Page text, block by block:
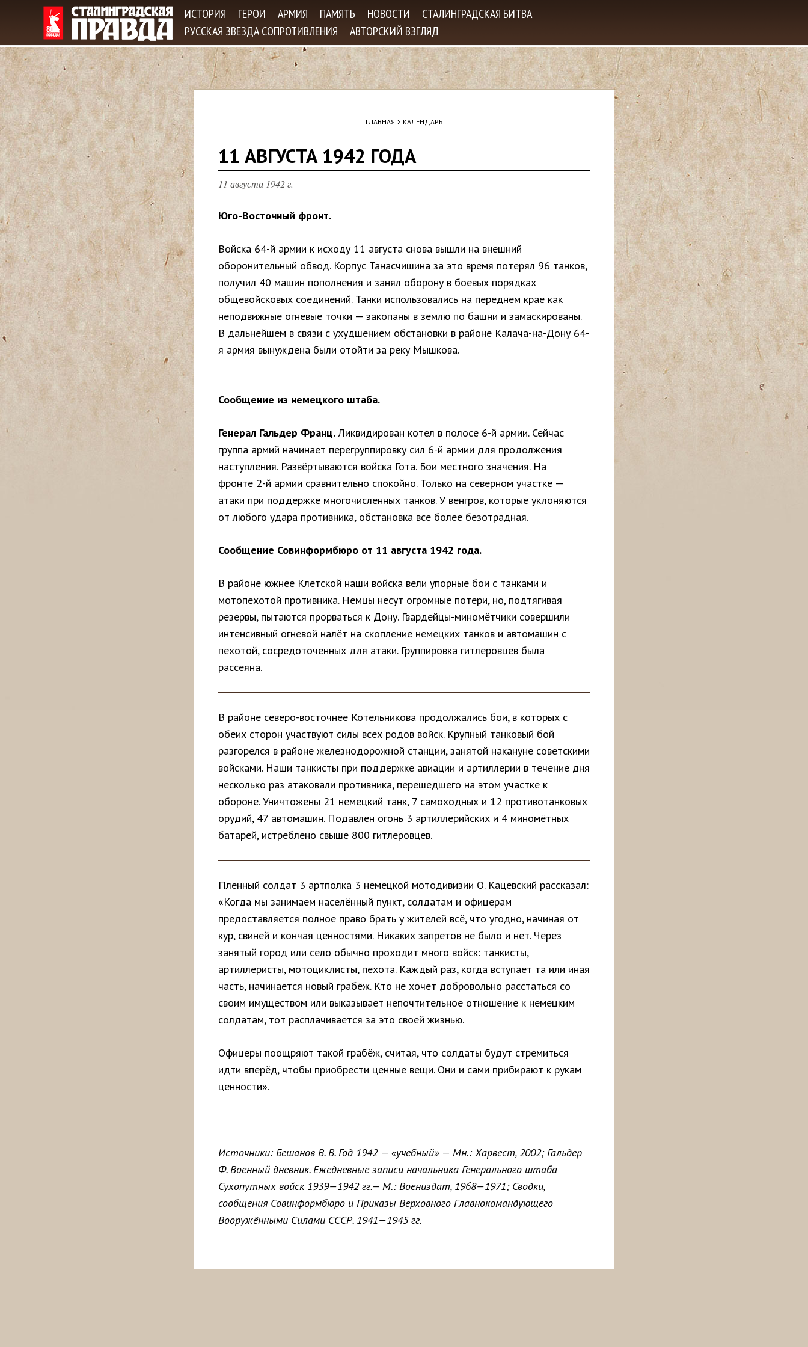
Jump to navigation
ИСТОРИЯ ГЕРОИ АРМИЯ ПАМЯТЬ НОВОСТИ
СТАЛИНГРАДСКАЯ БИТВА
РУССКАЯ ЗВЕЗДА СОПРОТИВЛЕНИЯ
АВТОРСКИЙ ВЗГЛЯД
ы
е
с
ь
ГЛАВНАЯ › КАЛЕНДАРЬ
11 АВГУСТА 1942 ГОДА
11 августа 1942 г.
Юго-Восточный фронт.
Войска 64-й армии к исходу 11 августа снова вышли на внешний
оборонительный обвод. Корпус Танасчишина за это время потерял 96 танков,
получил 40 машин пополнения и занял оборону в боевых порядках
общевойсковых соединений. Танки использовались на переднем крае как
неподвижные огневые точки — закопаны в землю по башни и замаскированы.
В дальнейшем в связи с ухудшением обстановки в районе Калача-на-Дону 64-
я армия вынуждена были отойти за реку Мышкова.
Сообщение из немецкого штаба.
Генерал Гальдер Франц.Ликвидирован котел в полосе 6-й армии. Сейчас
группа армий начинает перегруппировку сил 6-й армии для продолжения
наступления. Развёртываются войска Гота. Бои местного значения. На
фронте 2-й армии сравнительно спокойно. Только на северном участке —
атаки при поддержке многочисленных танков. У венгров, которые уклоняются
от любого удара противника, обстановка все более безотрадная.
Сообщение Совинформбюро от 11 августа 1942 года.
В районе южнее Клетской наши войска вели упорные бои с танками и
мотопехотой противника. Немцы несут огромные потери, но, подтягивая
резервы, пытаются прорваться к Дону. Гвардейцы-миномётчики совершили
интенсивный огневой налёт на скопление немецких танков и автомашин с
пехотой, сосредоточенных для атаки. Группировка гитлеровцев была
рассеяна.
В районе северо-восточнее Котельникова продолжались бои, в которых с
обеих сторон участвуют силы всех родов войск. Крупный танковый бой
разгорелся в районе железнодорожной станции, занятой накануне советскими
войсками. Наши танкисты при поддержке авиации и артиллерии в течение дня
несколько раз атаковали противника, перешедшего на этом участке к
обороне. Уничтожены 21 немецкий танк, 7 самоходных и 12 противотанковых
орудий, 47 автомашин. Подавлен огонь 3 артиллерийских и 4 миномётных
батарей, истреблено свыше 800 гитлеровцев.
Пленный солдат 3 артполка 3 немецкой мотодивизии О. Кацевский рассказал:
«Когда мы занимаем населённый пункт, солдатам и офицерам
предоставляется полное право брать у жителей всё, что угодно, начиная от
кур, свиней и кончая ценностями. Никаких запретов не было и нет. Через
занятый город или село обычно проходит много войск: танкисты,
артиллеристы, мотоциклисты, пехота. Каждый раз, когда вступает та или иная
часть, начинается новый грабёж. Кто не хочет добровольно расстаться со
своим имуществом или выказывает непочтительное отношение к немецким
солдатам, тот расплачивается за это своей жизнью.
Офицеры поощряют такой грабёж, считая, что солдаты будут стремиться
идти вперёд, чтобы приобрести ценные вещи. Они и сами прибирают к рукам
ценности».
Источники: Бешанов В. В. Год 1942 — «учебный» — Мн.: Харвест, 2002; Гальдер
Ф. Военный дневник. Ежедневные записи начальника Генерального штаба
Сухопутных войск 1939—1942 гг.— М.: Воениздат, 1968—1971; Сводки,
сообщения Совинформбюро и Приказы Верховного Главнокомандующего
Вооружёнными Силами СССР. 1941—1945 гг.